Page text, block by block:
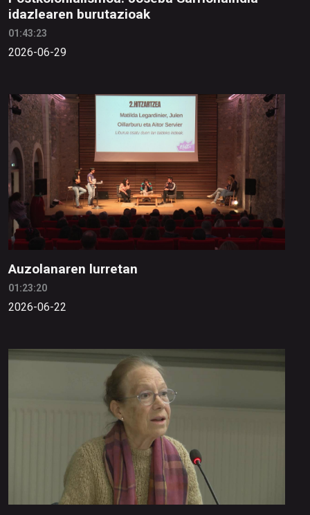
idazlearen burutazioak
01:43:23
2026-06-29
Auzolanaren lurretan
01:23:20
2026-06-22